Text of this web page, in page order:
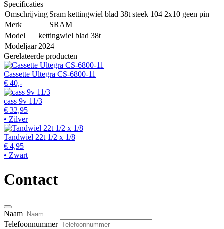
Specificaties
Omschrijving Sram kettingwiel blad 38t steek 104 2x10 geen pin
Merk
SRAM
Model
kettingwiel blad 38t
Modeljaar 2024
Gerelateerde producten
Cassette Ultegra CS-6800-11
€ 40,-
cass 9v 11/3
€ 32,95
• Zilver
Tandwiel 22t 1/2 x 1/8
€ 4,95
• Zwart
Contact
Naam
Telefoonnummer